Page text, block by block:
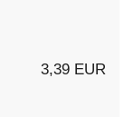
3,39 EUR